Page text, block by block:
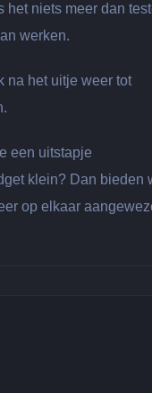
niets meer dan
werken.
na het uitje weer tot
een uitstapje
klein? Dan bieden
op elkaar